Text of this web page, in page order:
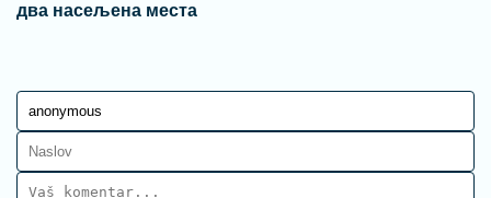
два насељена места